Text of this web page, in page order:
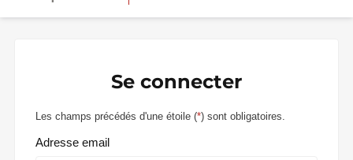
Se connecter
Les champs précédés d'une étoile (*) sont obligatoires.
Adresse email